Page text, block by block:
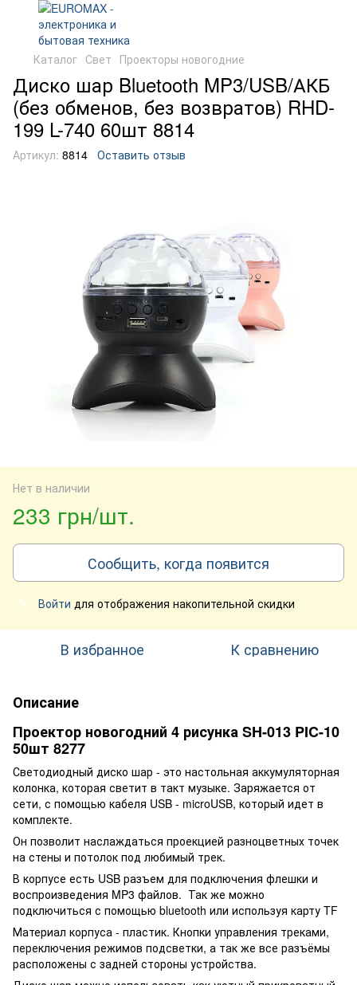
Каталог Свет Проекторы новогодние
Диско шар Bluetooth MP3/USB/АКБ
(без обменов, без возвратов) RHD-
199 L-740 60шт 8814
Артикул: 8814 Оставить отзыв
Нет в наличии
233 грн/шт.
Сообщить, когда появится
% Войти для отображения накопительной скидки
В избранное К сравнению
Описание
Проектор новогодний 4 рисунка SH-013 PIC-10
50шт 8277
Светодиодный диско шар - это настольная аккумуляторная
колонка, которая светит в такт музыке. Заряжается от
сети, с помощью кабеля USB - microUSB, который идет в
комплекте.
Он позволит наслаждаться проекцией разноцветных точек
на стены и потолок под любимый трек.
В корпусе есть USB разъем для подключения флешки и
воспроизведения MP3 файлов. Так же можно
подключиться с помощью bluetooth или используя карту TF
Материал корпуса - пластик. Кнопки управления треками,
переключения режимов подсветки, а так же все разъёмы
расположены с задней стороны устройства.